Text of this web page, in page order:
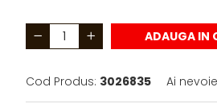
ADAUGA IN
Cod Produs: 3026835 Ai